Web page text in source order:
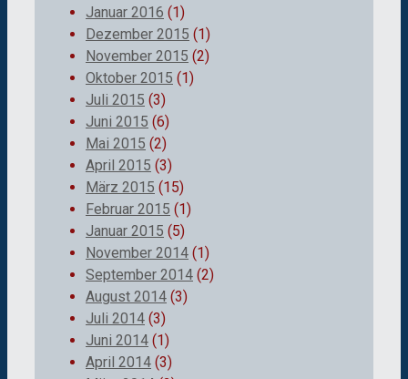
Januar 2016 (1)
Dezember 2015 (1)
November 2015 (2)
Oktober 2015 (1)
Juli 2015 (3)
Juni 2015 (6)
Mai 2015 (2)
April 2015 (3)
März 2015 (15)
Februar 2015 (1)
Januar 2015 (5)
November 2014 (1)
September 2014 (2)
August 2014 (3)
Juli 2014 (3)
Juni 2014 (1)
April 2014 (3)